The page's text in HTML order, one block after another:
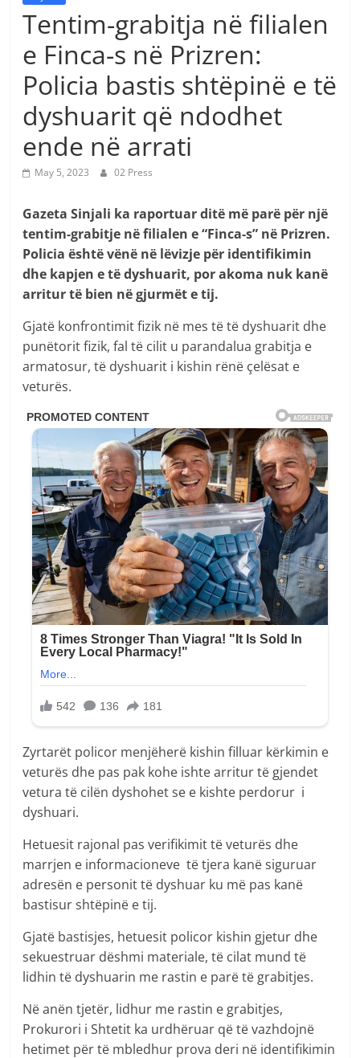
Tentim-grabitja në filialen
e Finca-s në Prizren:
Policia bastis shtëpinë e të
dyshuarit që ndodhet
ende në arrati
May 5, 2023 02 Press
Gazeta Sinjali ka raportuar ditë më parë për një
tentim-grabitje në filialen e “Finca-s” në Prizren.
Policia është vënë në lëvizje për identifikimin
dhe kapjen e të dyshuarit, por akoma nuk kanë
arritur të bien në gjurmët e tij.
Gjatë konfrontimit fizik në mes të të dyshuarit dhe
punëtorit fizik, fal të cilit u parandalua grabitja e
armatosur, të dyshuarit i kishin rënë çelësat e
veturës.
Zyrtarët policor menjëherë kishin filluar kërkimin e
veturës dhe pas pak kohe ishte arritur të gjendet
vetura të cilën dyshohet se e kishte perdorur i
dyshuari.
Hetuesit rajonal pas verifikimit të veturës dhe
marrjen e informacioneve të tjera kanë siguruar
adresën e personit të dyshuar ku më pas kanë
bastisur shtëpinë e tij.
Gjatë bastisjes, hetuesit policor kishin gjetur dhe
sekuestruar dëshmi materiale, të cilat mund të
lidhin të dyshuarin me rastin e parë të grabitjes.
Në anën tjetër, lidhur me rastin e grabitjes,
Prokurori i Shtetit ka urdhëruar që të vazhdojnë
hetimet për të mbledhur prova deri në identifikimin